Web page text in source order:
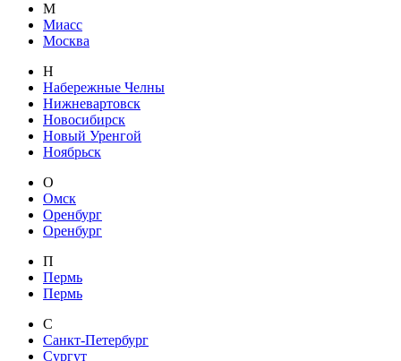
М
Миасс
Москва
Н
Набережные Челны
Нижневартовск
Новосибирск
Новый Уренгой
Ноябрьск
О
Омск
Оренбург
Оренбург
П
Пермь
Пермь
С
Санкт-Петербург
Сургут